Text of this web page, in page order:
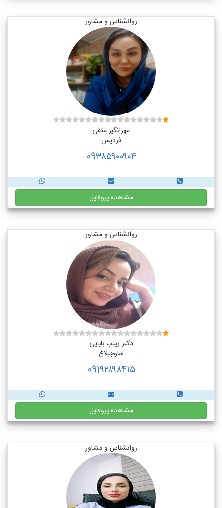
روانشناس و مشاور
مهرانگیز متقی
فردیس
09۳۸۵۹۰۰۹۰۴
مشاهده پروفایل
روانشناس و مشاور
دکتر زینب بابایی
ساوجبلاغ
091۹۲۸۹۸۴۱۵
مشاهده پروفایل
روانشناس و مشاور